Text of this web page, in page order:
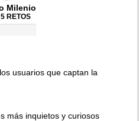
Milenio
RETOS
usuarios que captan la
más inquietos y curiosos